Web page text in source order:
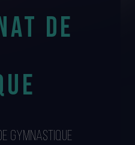
DE
GYMNASTIQUE